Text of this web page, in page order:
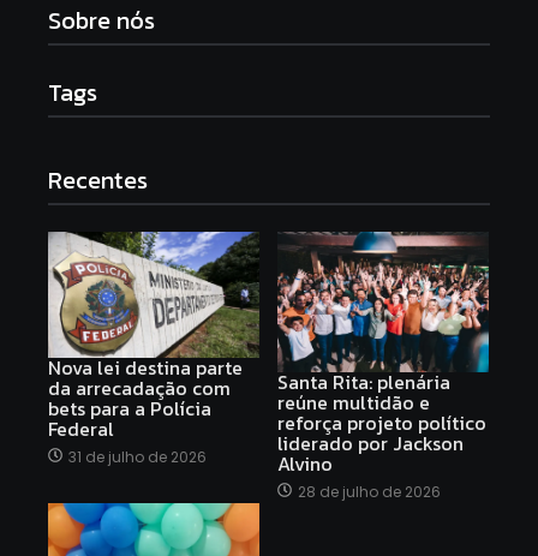
Sobre nós
Tags
Recentes
Nova lei destina parte
da arrecadação com
bets para a Polícia
Federal
31 de julho de 2026
Santa Rita: plenária
reúne multidão e
reforça projeto político
liderado por Jackson
Alvino
28 de julho de 2026